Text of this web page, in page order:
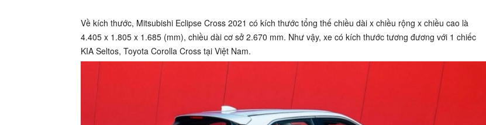
Về kích thước, Mitsubishi Eclipse Cross 2021 có kích thước tổng thế chiều dài x chiều rộng x chiều cao là
4.405 x 1.805 x 1.685 (mm), chiều dài cơ sở 2.670 mm. Như vậy, xe có kích thước tương đương với 1 chiếc
KIA Seltos, Toyota Corolla Cross tại Việt Nam.